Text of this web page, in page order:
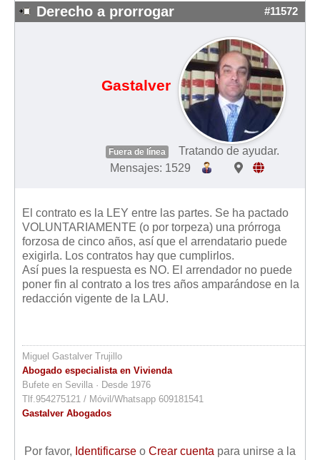
Derecho a prorrogar #11572
Gastalver
Fuera de línea
Tratando de ayudar.
Mensajes: 1529
El contrato es la LEY entre las partes. Se ha pactado
VOLUNTARIAMENTE (o por torpeza) una prórroga
forzosa de cinco años, así que el arrendatario puede
exigirla. Los contratos hay que cumplirlos.
Así pues la respuesta es NO. El arrendador no puede
poner fin al contrato a los tres años amparándose en la
redacción vigente de la LAU.
Miguel Gastalver Trujillo
Abogado especialista en Vivienda
Bufete en Sevilla · Desde 1976
Tlf.954275121 / Móvil/Whatsapp 609181541
Gastalver Abogados
Por favor, Identificarse o Crear cuenta para unirse a la